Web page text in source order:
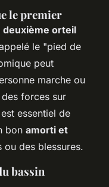
le premier
deuxième orteil
le "pied de
peut
marche ou
forces sur
essentiel de
bon amorti et
ou des blessures.
bassin